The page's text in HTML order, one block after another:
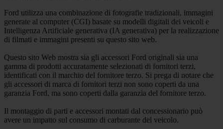
Ford utilizza una combinazione di fotografie tradizionali, immagini
generate al computer (CGI) basate su modelli digitali dei veicoli e
Intelligenza Artificiale generativa (IA generativa) per la realizzazione
di filmati e immagini presenti su questo sito web.
Questo sito Web mostra sia gli accessori Ford originali sia una
gamma di prodotti accuratamente selezionati di fornitori terzi,
identificati con il marchio del fornitore terzo. Si prega di notare che
gli accessori di marca di fornitori terzi non sono coperti da una
garanzia Ford, ma sono coperti dalla garanzia del fornitore terzo.
Il montaggio di parti e accessori montati dal concessionario può
avere un impatto sul consumo di carburante del veicolo.